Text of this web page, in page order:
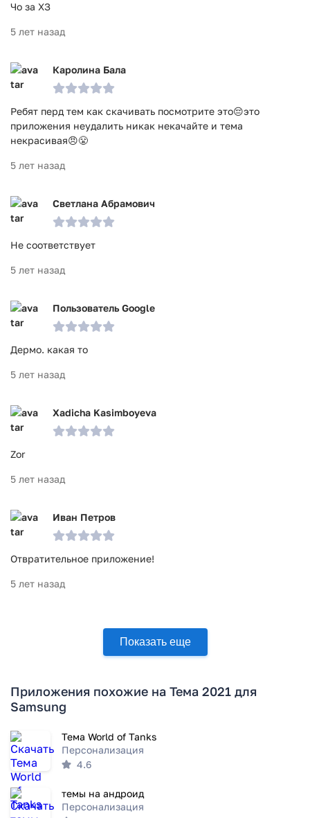
Чо за ХЗ
5 лет назад
Каролина Бала
Ребят перд тем как скачивать посмотрите это😔это
приложения неудалить никак некачайте и тема
некрасивая😠😤
5 лет назад
Светлана Абрамович
Не соответствует
5 лет назад
Пользователь Google
Дермо. какая то
5 лет назад
Xadicha Kasimboyeva
Zor
5 лет назад
Иван Петров
Отвратительное приложение!
5 лет назад
Показать еще
Приложения похожие на Тема 2021 для
Samsung
Тема World of Tanks
Персонализация
4.6
темы на андроид
Персонализация